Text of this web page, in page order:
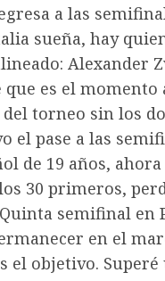
a las
sueña, hay
Alexander
es el momento
torneo sin los
el pase a las
de 19 años,
30 primeros,
semifinal en
en el
el objetivo.